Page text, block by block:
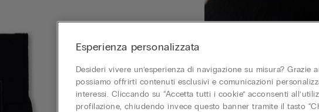
Esperienza personalizzata
Desideri vivere un’esperienza di navigazione su misura? Grazie
possiamo offrirti contenuti esclusivi e comunicazioni
interessi. Cliccando su “Accetta tutti i cookie” acconsenti
profilazione, chiudendo invece questo banner tramite il tasto